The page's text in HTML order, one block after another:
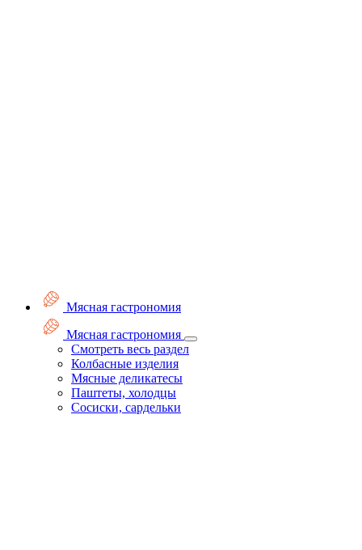
Мясная гастрономия
Мясная гастрономия
Смотреть весь раздел
Колбасные изделия
Мясные деликатесы
Паштеты, холодцы
Сосиски, сардельки